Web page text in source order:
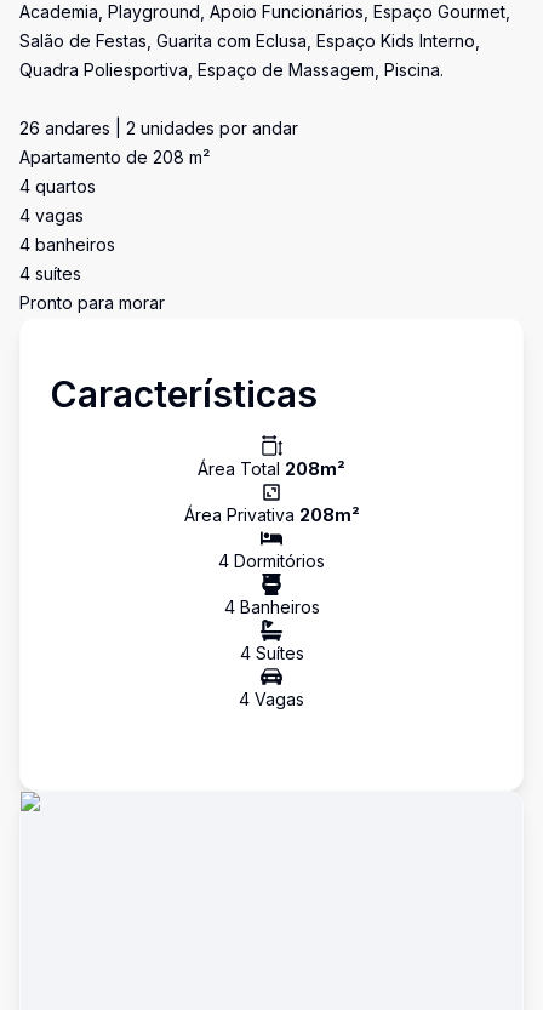
Academia, Playground, Apoio Funcionários, Espaço Gourmet,
Salão de Festas, Guarita com Eclusa, Espaço Kids Interno,
Quadra Poliesportiva, Espaço de Massagem, Piscina.
26 andares | 2 unidades por andar
Apartamento de 208 m²
4 quartos
4 vagas
4 banheiros
4 suítes
Pronto para morar
Características
Área Total 208m²
Área Privativa 208m²
4 Dormitórios
4Banheiros
4Suítes
4 Vagas